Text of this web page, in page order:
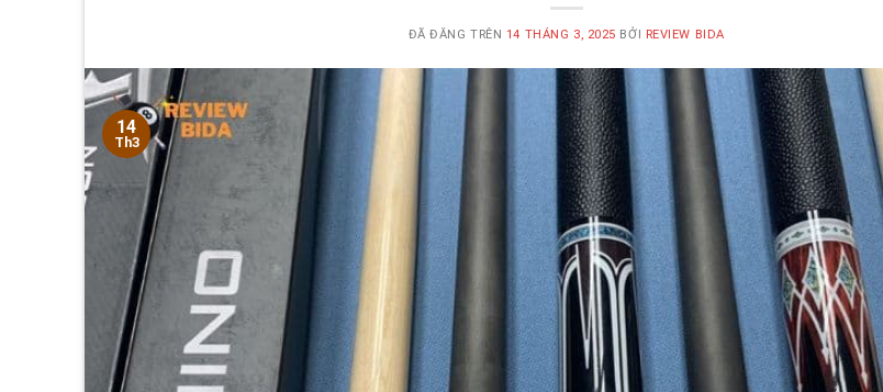
ĐÃ ĐĂNG TRÊN 14 THÁNG 3, 2025 BỞI REVIEW BIDA
14
Th3